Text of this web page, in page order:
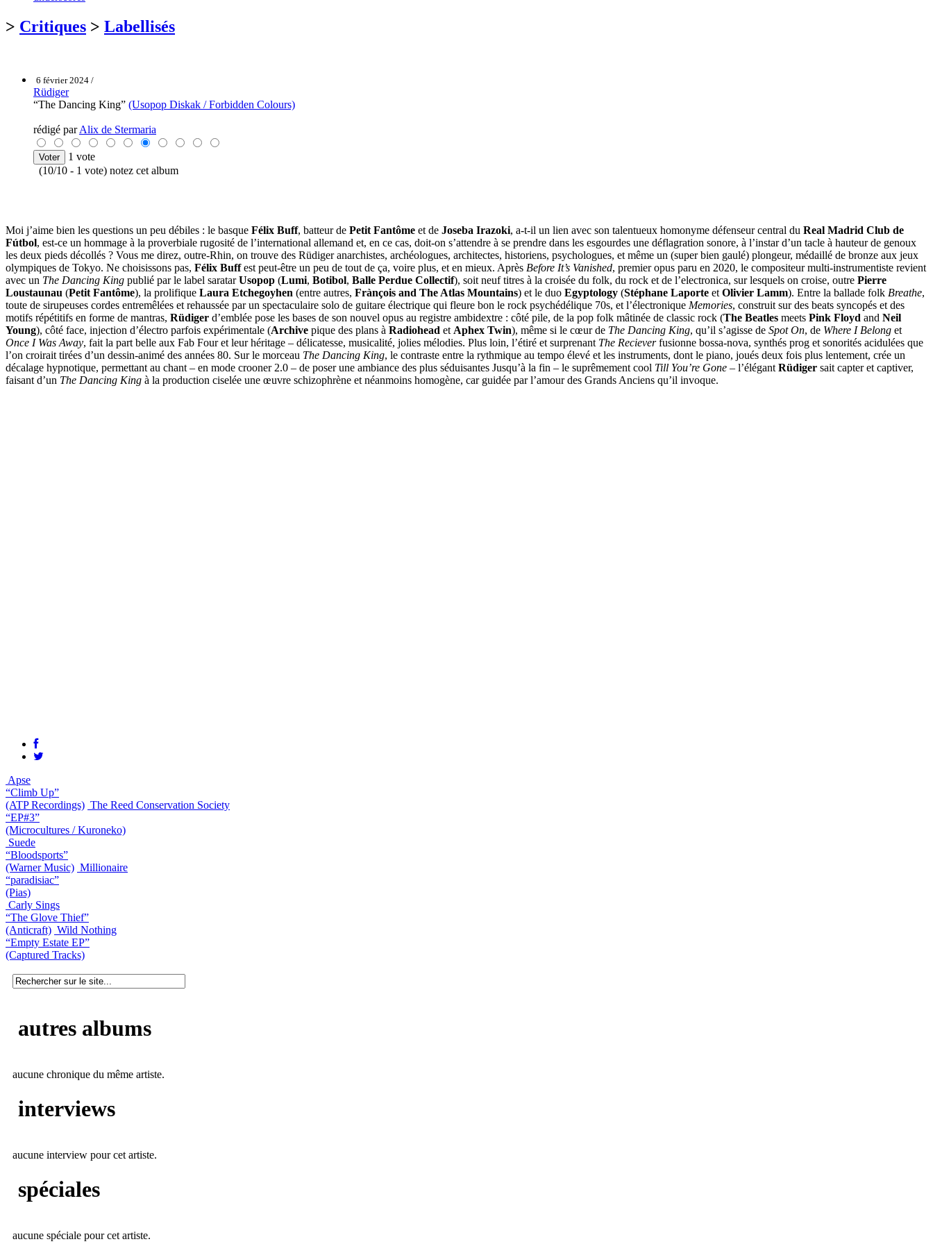
> Critiques > Labellisés
6 février 2024 /
Rüdiger
“The Dancing King” (Usopop Diskak / Forbidden Colours)
rédigé parAlix de Stermaria
1 vote
(10/10 - 1 vote) notez cet album
Moi j’aime bien les questions un peu débiles : le basque Félix Buff, batteur de Petit Fantôme et de Joseba Irazoki, a-t-il un lien avec son talentueux homonyme défenseur central du Real Madrid Club de
Fútbol, est-ce un hommage à la proverbiale rugosité de l’international allemand et, en ce cas, doit-on s’attendre à se prendre dans les esgourdes une déflagration sonore, à l’instar d’un tacle à hauteur de genoux
les deux pieds décollés ? Vous me direz, outre-Rhin, on trouve des Rüdiger anarchistes, archéologues, architectes, historiens, psychologues, et même un (super bien gaulé) plongeur, médaillé de bronze aux jeux
olympiques de Tokyo. Ne choisissons pas, Félix Buffest peut-être un peu de tout de ça, voire plus, et en mieux. Après Before It’s Vanished, premier opus paru en 2020, le compositeur multi-instrumentiste revient
avec un The Dancing King publié par le label saratarUsopop (Lumi, Botibol, Balle Perdue Collectif), soit neuf titres à la croisée du folk, du rock et de l’electronica, sur lesquels on croise, outre Pierre
Loustaunau (Petit Fantôme), la prolifique Laura Etchegoyhen (entre autres, Frànçois and The Atlas Mountains) et le duo Egyptology (Stéphane Laporte et Olivier Lamm). Entre la ballade folk Breathe,
toute de sirupeuses cordes entremêlées et rehaussée par un spectaculaire solo de guitare électrique qui fleure bon le rock psychédélique 70s, et l’électronique Memories, construit sur des beats syncopés et des
motifs répétitifs en forme de mantras, Rüdiger d’emblée pose les bases de son nouvel opus au registre ambidextre : côté pile, de la pop folk mâtinée de classic rock (The Beatles meets Pink Floyd and Neil
Young), côté face, injection d’électro parfois expérimentale (Archive pique des plans à Radiohead et Aphex Twin), même si le cœur de The Dancing King, qu’il s’agisse de Spot On, de Where I Belong et
Once I Was Away, fait la part belle aux Fab Four et leur héritage – délicatesse, musicalité, jolies mélodies. Plus loin, l’étiré et surprenant The Recieverfusionne bossa-nova, synthés prog et sonorités acidulées que
l’on croirait tirées d’un dessin-animé des années 80. Sur le morceau The Dancing King, le contraste entre la rythmique au tempo élevé et les instruments, dont le piano, joués deux fois plus lentement, crée un
décalage hypnotique, permettant au chant – en mode crooner 2.0 – de poser une ambiance des plus séduisantes Jusqu’à la fin – le suprêmement cool Till You’re Gone – l’élégant Rüdiger sait capter et captiver,
faisant d’un The Dancing King à la production ciselée une œuvre schizophrène et néanmoins homogène, car guidée par l’amour des Grands Anciens qu’il invoque.
Apse
“Climb Up”
(ATP Recordings) The Reed Conservation Society
“EP#3”
(Microcultures / Kuroneko)
Suede
“Bloodsports”
(Warner Music) Millionaire
“paradisiac”
(Pias)
Carly Sings
“The Glove Thief”
(Anticraft) Wild Nothing
“Empty Estate EP”
(Captured Tracks)
autres albums
aucune chronique du même artiste.
interviews
aucune interview pour cet artiste.
spéciales
aucune spéciale pour cet artiste.